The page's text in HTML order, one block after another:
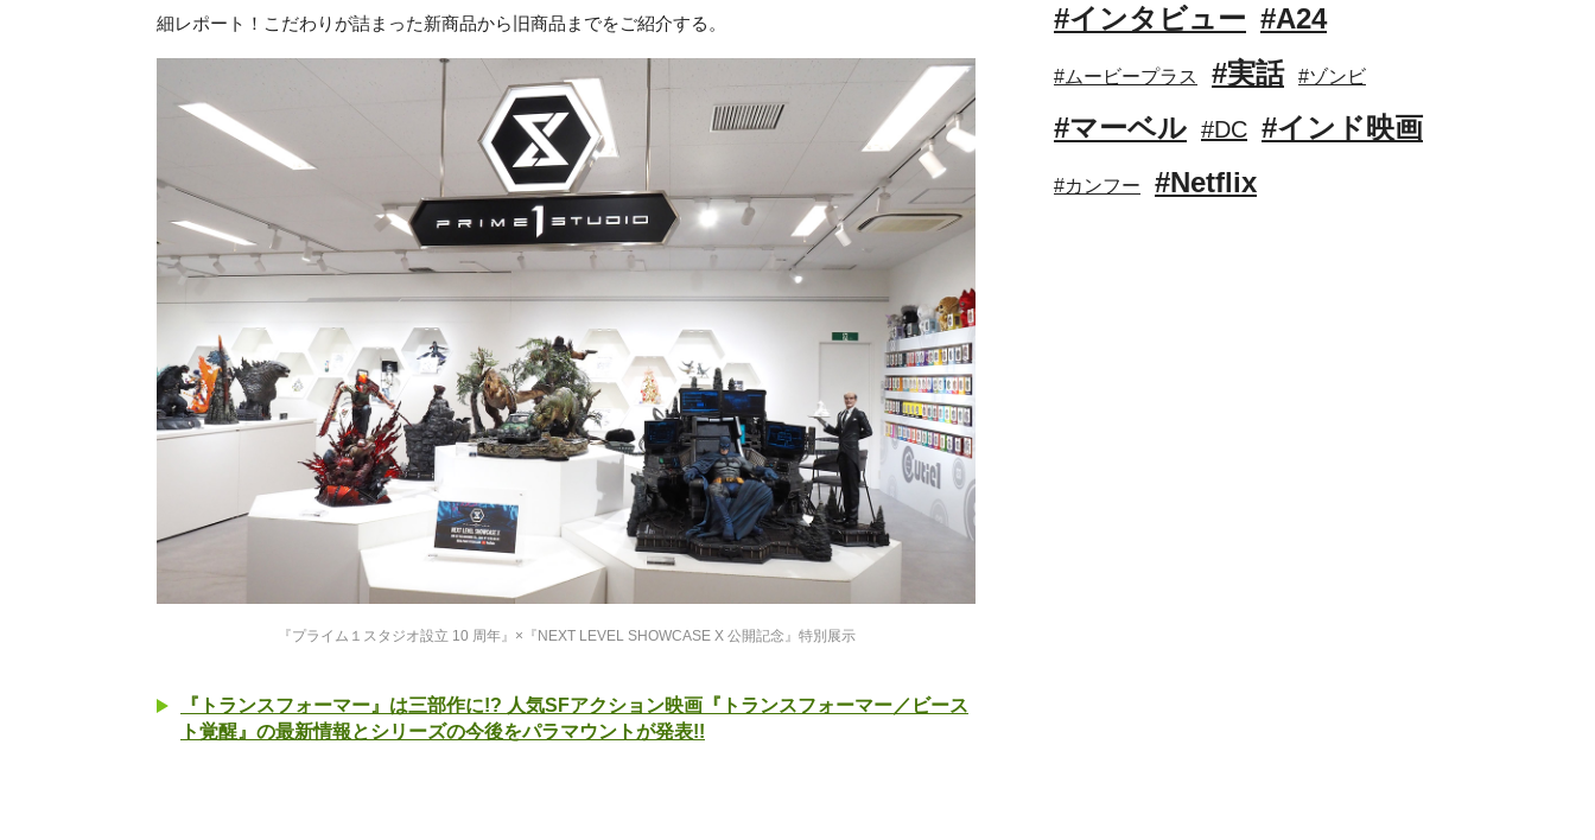
細レポート！こだわりが詰まった新商品から旧商品までをご紹介する。
『プライム１スタジオ設立 10 周年』×『NEXT LEVEL SHOWCASE X 公開記念』特別展示
『トランスフォーマー』は三部作に!? 人気SFアクション映画『トランスフォーマー／ビース
ト覚醒』の最新情報とシリーズの今後をパラマウントが発表!!
#インタビュー #A24
#ムービープラス #実話 #ゾンビ
#マーベル #DC #インド映画
#カンフー #Netflix